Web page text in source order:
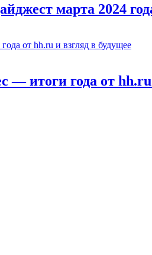
марта 2024
— итоги года от hh.ru